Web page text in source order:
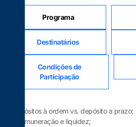
Programa
Destinatários
Condições de
Participação
Depósitos à ordem vs. depósito a prazo:
Remuneração e liquidez;